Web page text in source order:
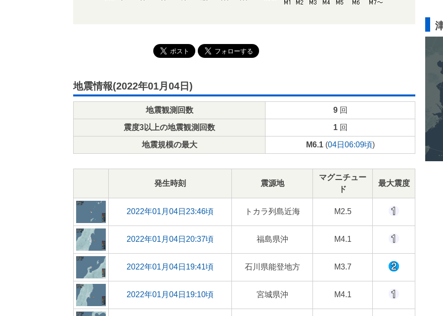
地震情報(2022年01月04日)
地震観測回数 9回
震度3以上の地震観測回数 1回
地震規模の最大 M6.1(04日06:09頃)
発生時刻 震源地
マグニチュー
ド
最大震度
2022年01月04日23:46頃 トカラ列島近海 M2.5
2022年01月04日20:37頃 福島県沖 M4.1
2022年01月04日19:41頃 石川県能登地方 M3.7
2022年01月04日19:10頃 宮城県沖 M4.1